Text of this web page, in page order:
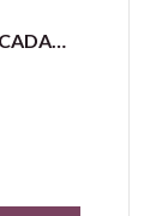
LIQUORE DI LIQUIRIZIA ABRACADABRA DI VECCHIO MAGAZZINO DOGANALE